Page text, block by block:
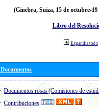
(Ginebra, Suiza, 15 de octubre-19
Libro del
Expandir todo
Documentos
Documentos rosas (Comisiones de
Contribuciones